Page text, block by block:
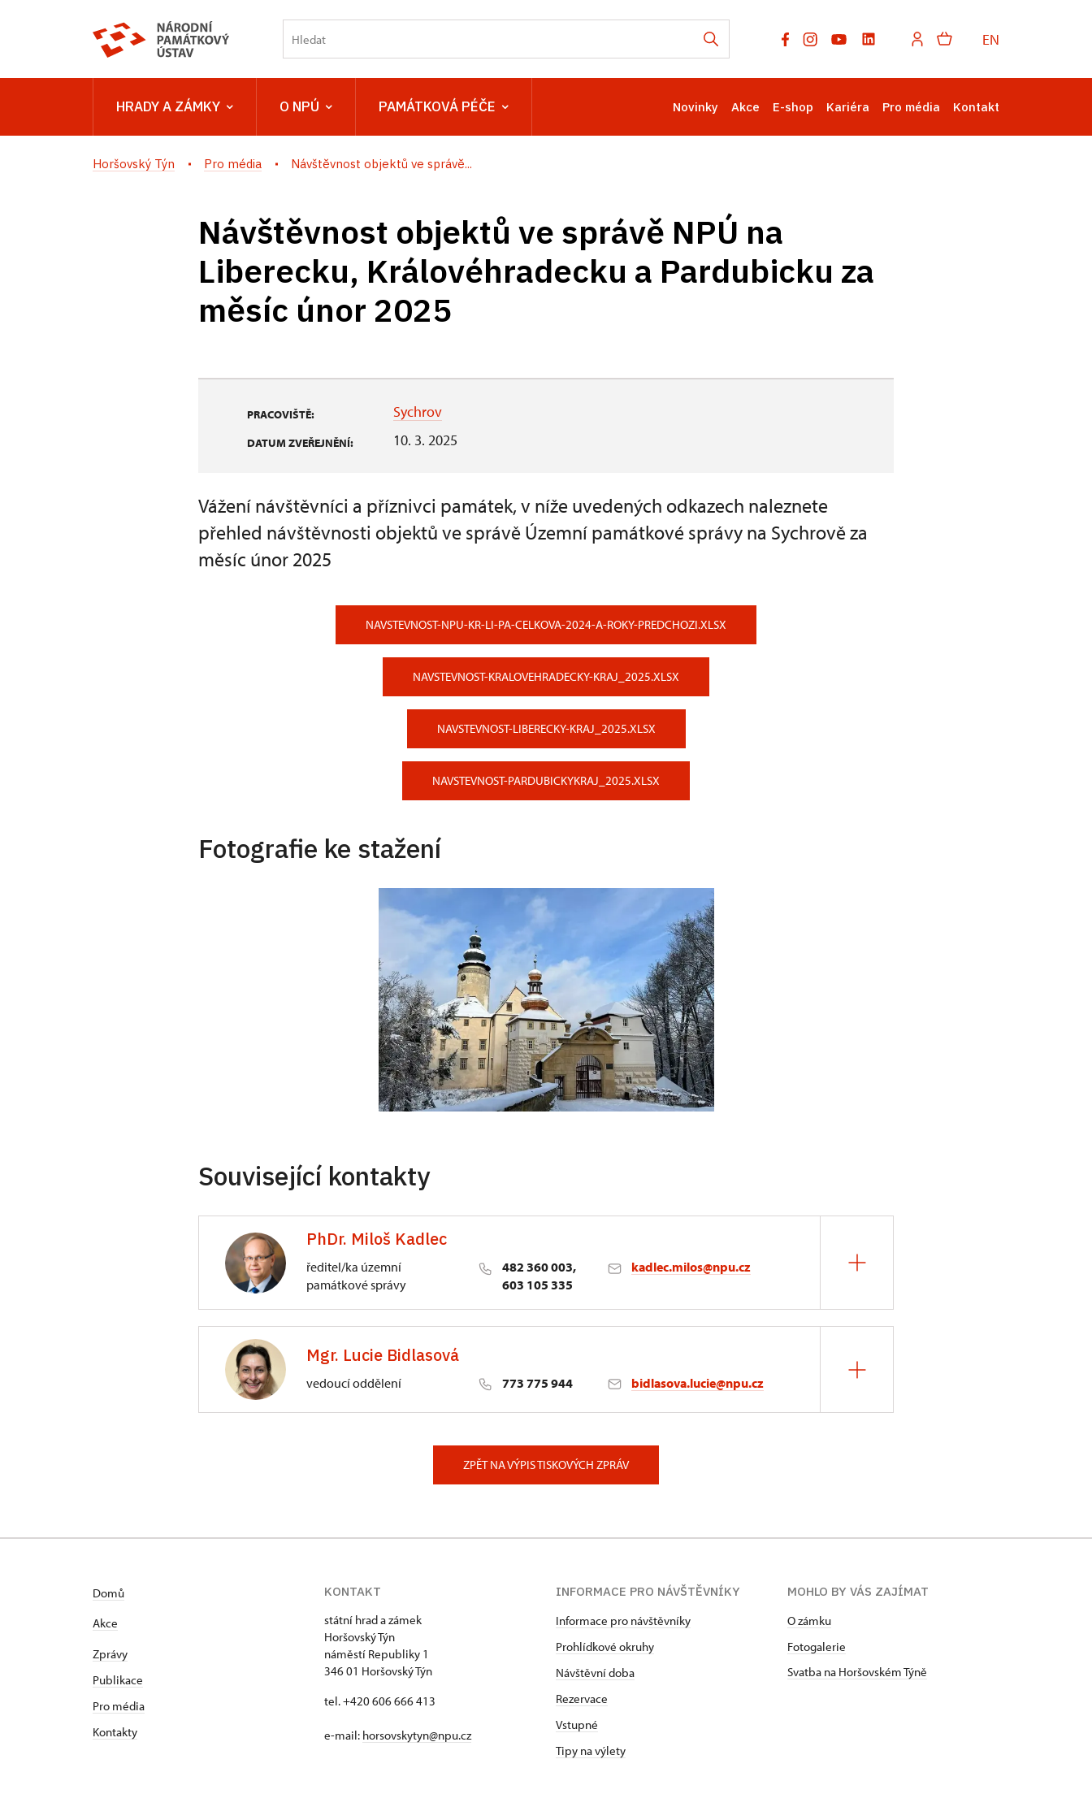
EN
HRADY A ZÁMKY O NPÚ PAMÁTKOVÁ PÉČE Novinky Akce E-shop Kariéra Pro média Kontakt
Horšovský Týn Pro média Návštěvnost objektů ve správě...
Návštěvnost objektů ve správě NPÚ na
Liberecku, Královéhradecku a Pardubicku za
měsíc únor 2025
PRACOVIŠTĚ: Sychrov
DATUM ZVEŘEJNĚNÍ: 10. 3. 2025
Vážení návštěvníci a příznivci památek, v níže uvedených odkazech naleznete
přehled návštěvnosti objektů ve správě Územní památkové správy na Sychrově za
měsíc únor 2025
NAVSTEVNOST-NPU-KR-LI-PA-CELKOVA-2024-A-ROKY-PREDCHOZI.XLSX
NAVSTEVNOST-KRALOVEHRADECKY-KRAJ_2025.XLSX
NAVSTEVNOST-LIBERECKY-KRAJ_2025.XLSX
NAVSTEVNOST-PARDUBICKYKRAJ_2025.XLSX
Fotografie ke stažení
Související kontakty
PhDr. Miloš Kadlec
ředitel/ka územní
památkové správy
482 360 003,
603 105 335
kadlec.milos@npu.cz
3/, Sychrov 3Mgr. Lucie Bidlasová
vedoucí oddělení 773 775 944 bidlasova.lucie@npu.cz
ZPĚT NA VÝPIS TISKOVÝCH ZPRÁV
Domů
Akce
Zprávy
Publikace
Pro média
Kontakty
KONTAKT
státní hrad a zámek
Horšovský Týn
náměstí Republiky 1
346 01 Horšovský Týn
tel. +420 606 666 413
e-mail: horsovskytyn@npu.cz
INFORMACE PRO NÁVŠTĚVNÍKY
Informace pro návštěvníky
Prohlídkové okruhy
Návštěvní doba
Rezervace
Vstupné
Tipy na výlety
MOHLO BY VÁS ZAJÍMAT
O zámku
Fotogalerie
Svatba na Horšovském Týně